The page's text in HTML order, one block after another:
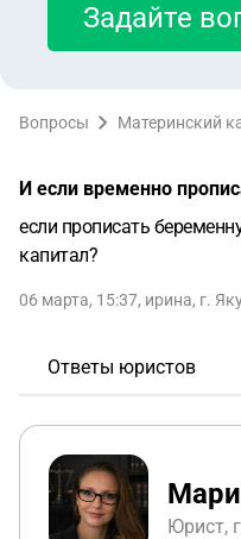
Задайте
Вопросы Материнский
И если временно
если прописать
капитал?
06 марта, 15:37, ирина, г.
Ответы юристов
Юрист,